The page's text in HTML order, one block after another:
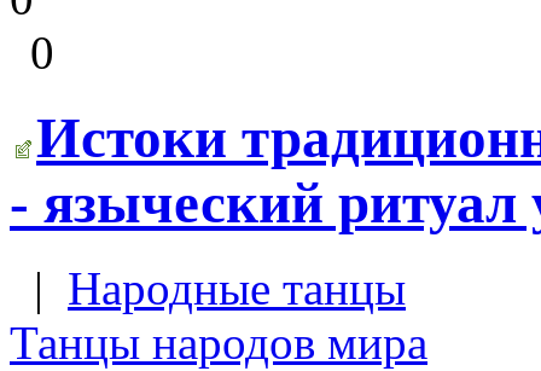
0
Истоки
- языческий ритуал
| Народные танцы
Танцы народов мира